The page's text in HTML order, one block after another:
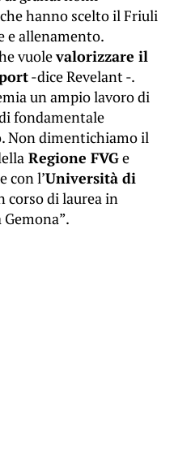
hanno scelto il Friuli
e allenamento.
vuolevalorizzare il
-dice Revelant -.
un ampio lavoro di
fondamentale
Non dimentichiamo il
Regione FVGe
con l’Università di
corso di laurea in